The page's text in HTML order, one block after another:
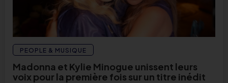
PEOPLE & MUSIQUE
Madonna et Kylie Minogue unissent leurs
voix pour la première fois sur un titre inédit